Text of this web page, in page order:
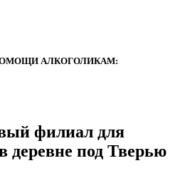
АЛКОГОЛИКАМ:
филиал для
деревне под Тверью